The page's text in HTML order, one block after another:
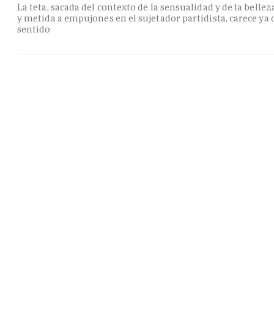
La teta, sacada del contexto de la sensualidad y de la
y metida a empujones en el sujetador partidista, carece ya
sentido